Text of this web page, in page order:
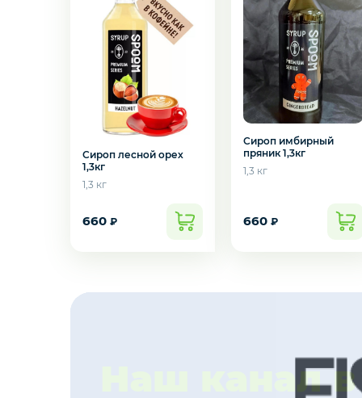
Креветки
Икра
Деликатесы
Сироп лесной орех
1,3кг
1,3 кг
660 ₽
Сироп имбирный
пряник 1,3кг
1,3 кг
660 ₽
Наш канал в